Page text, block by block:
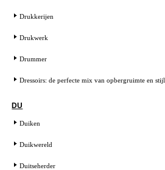
Drukkerijen
Drukwerk
Drummer
Dressoirs: de perfecte mix van opbergruimte en stijl
DU
Duiken
Duikwereld
Duitseherder